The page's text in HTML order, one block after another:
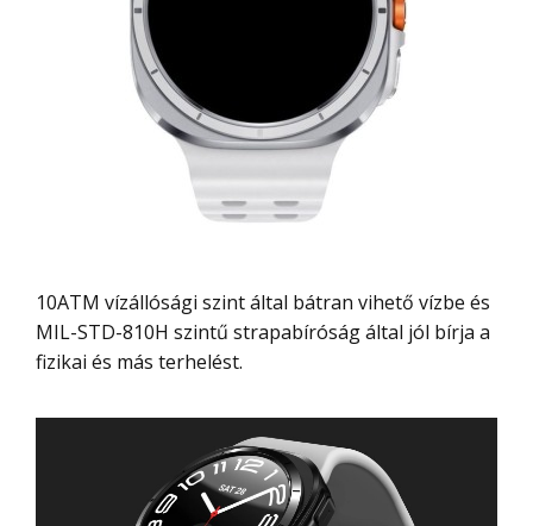
10ATM vízállósági szint által bátran vihető vízbe és
MIL-STD-810H szintű strapabíróság által jól bírja a
fizikai és más terhelést.